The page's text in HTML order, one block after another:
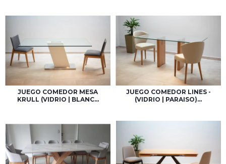
JUEGO COMEDOR MESA
KRULL (VIDRIO | BLANC...
JUEGO COMEDOR LINES -
(VIDRIO | PARAISO)...